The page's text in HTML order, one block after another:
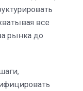
все
рынка до